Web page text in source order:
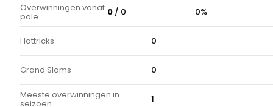
Overwinningen vanaf
pole 0 / 0 0%
Hattricks 0
Grand Slams 0
Meeste overwinningen in
seizoen 1